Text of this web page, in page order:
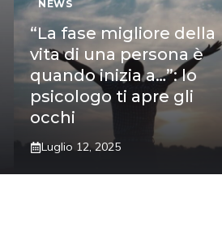
NEWS
“La fase migliore della
vita di una persona è
quando inizia a…”: lo
psicologo ti apre gli
occhi
Luglio 12, 2025